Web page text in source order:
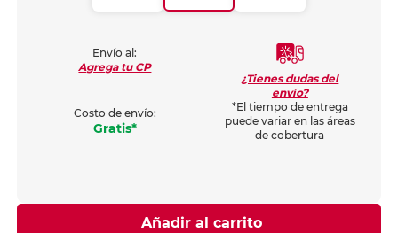
Envío al:
Agrega tu CP
Costo de envío:
Gratis*
¿Tienes dudas del
envío?
*El tiempo de entrega
puede variar en las áreas
de cobertura
Añadir al carrito